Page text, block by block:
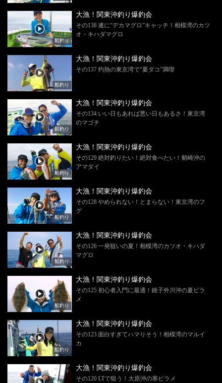
船釣り
大漁！関東沖釣り爆釣会
その138 遂に“デカマグロ”キャッチ！相模湾のカツ
オ・キハダマグロ
船釣り
大漁！関東沖釣り爆釣会
その137 灼熱の東京湾で“夏ダコ”満喫
船釣り
大漁！関東沖釣り爆釣会
その134 いい日もあれば悪い日もあるさ！東京湾
のマゴチ
船釣り
大漁！関東沖釣り爆釣会
その129 絶対釣りたい！絶対食べたい！剱崎沖の
アマダイ
船釣り
大漁！関東沖釣り爆釣会
その128 やめられない！とまらない！東京湾のフ
グ
船釣り
大漁！関東沖釣り爆釣会
その126 一発狙いの夏！相模湾のカツオ・キハダ
マグロ
船釣り
大漁！関東沖釣り爆釣会
その125 初心者入門に最適！銚子外川沖の夏ビラ
メ
船釣り
大漁！関東沖釣り爆釣会
その123 面白すぎてハマりそう！相模湾のマルイ
カ
大漁！関東沖釣り爆釣会
その120 LTで狙う！大原沖の寒ビラメ